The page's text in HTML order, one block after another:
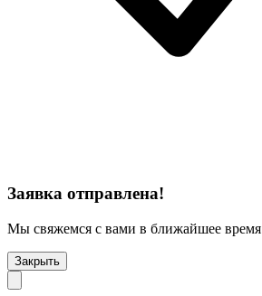
Заявка отправлена!
Мы свяжемся с вами в ближайшее время
Закрыть